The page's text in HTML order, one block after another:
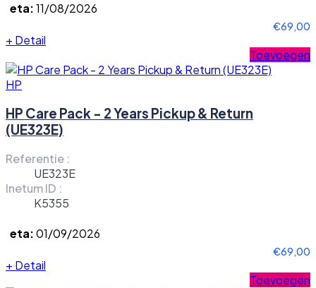
eta:11/08/2026
€69,00
+ Detail
Toevoegen
HP
HP Care Pack - 2 Years Pickup & Return
(UE323E)
Referentie :
UE323E
Inetum ID :
K5355
eta:01/09/2026
€69,00
+ Detail
Toevoegen